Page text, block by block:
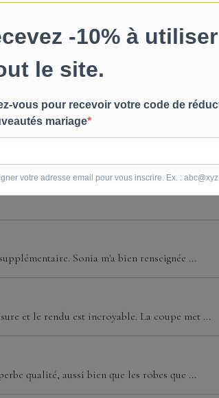
Sonia m'a bien renseignée ...
et le rendu est incroyable. La coupe met ...
qualité, aussi bien que les robes que ...